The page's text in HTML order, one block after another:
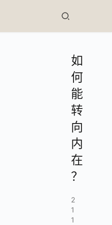
如
何
能
转
向
内
在
？
2
1
1